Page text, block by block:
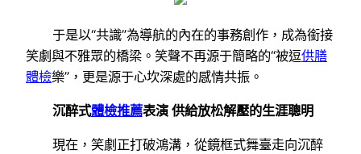
于是以“共識”為導航的內在的事務創作，成為銜接
笑劇與不雅眾的橋梁。笑聲不再源于簡略的“被逗供膳
體檢樂”，更是源于心坎深處的感情共振。
沉醉式體檢推薦表演 供給放松解壓的生涯聰明
現在，笑劇正打破鴻溝，從鏡框式舞臺走向沉醉